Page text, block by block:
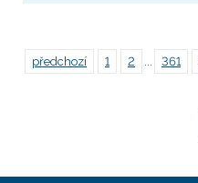
předchozí 1 2 ... 361